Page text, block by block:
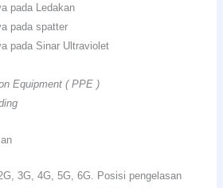
pada Ledakan
pada spatter
pada Sinar Ultraviolet
Equipment ( PPE )
3G, 4G, 5G, 6G. Posisi pengelasan